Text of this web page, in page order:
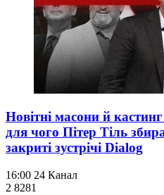
Новітні масони й
для чого Пітер Тіль
закриті зустрічі Dialog
16:00 24 Канал
2 8281